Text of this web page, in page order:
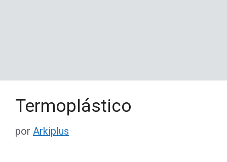
Termoplástico
por Arkiplus